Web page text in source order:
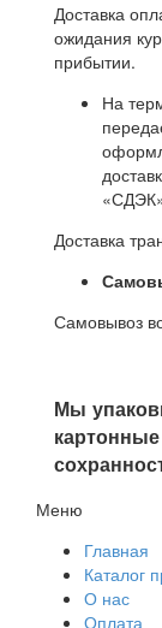
Доставка
ожидания
прибытии.
На
Доставка
Самовывоз
Мы
Меню
Главная
Каталог
О нас
Оплата